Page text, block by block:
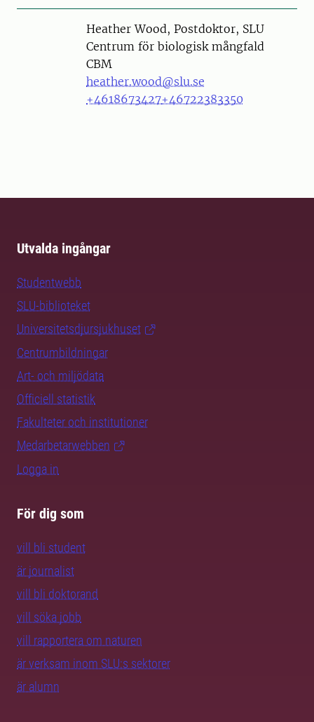
PersonHeather Wood, Postdoktor, SLU
Centrum för biologisk mångfald
CBM
heather.wood@slu.se
+4618673427+46722383350
Utvalda ingångar
Studentwebb
SLU-biblioteket
Universitetsdjursjukhuset
Centrumbildningar
Art- och miljödata
Officiell statistik
Fakulteter och institutioner
Medarbetarwebben
Logga in
För dig som
vill bli student
är journalist
vill bli doktorand
vill söka jobb
vill rapportera om naturen
är verksam inom SLU:s sektorer
är alumn